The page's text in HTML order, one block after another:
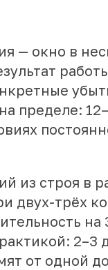
— окно в
пределе:
из строя в
двух-трёх
на
2–3
от одной